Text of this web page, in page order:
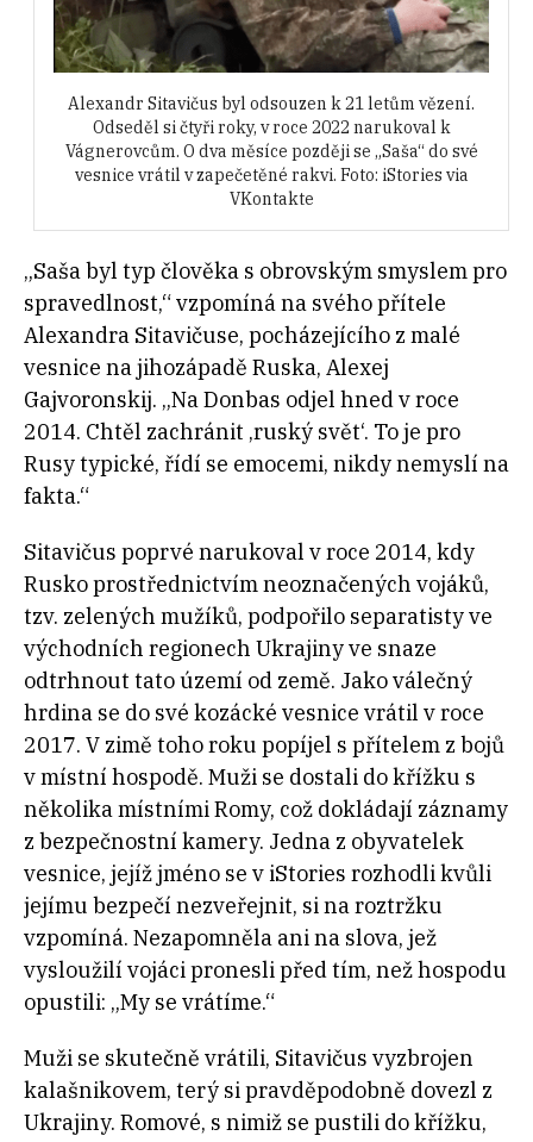
Alexandr Sitavičus byl odsouzen k 21 letům vězení.
Odseděl si čtyři roky, v roce 2022 narukoval k
Vágnerovcům. O dva měsíce později se „Saša“ do své
vesnice vrátil v zapečetěné rakvi. Foto: iStories via
VKontakte
„Saša byl typ člověka s obrovským smyslem pro
spravedlnost,“ vzpomíná na svého přítele
Alexandra Sitavičuse, pocházejícího z malé
vesnice na jihozápadě Ruska, Alexej
Gajvoronskij. „Na Donbas odjel hned v roce
2014. Chtěl zachránit ‚ruský svět‘. To je pro
Rusy typické, řídí se emocemi, nikdy nemyslí na
fakta.“
Sitavičus poprvé narukoval v roce 2014, kdy
Rusko prostřednictvím neoznačených vojáků,
tzv. zelených mužíků, podpořilo separatisty ve
východních regionech Ukrajiny ve snaze
odtrhnout tato území od země. Jako válečný
hrdina se do své kozácké vesnice vrátil v roce
2017. V zimě toho roku popíjel s přítelem z bojů
v místní hospodě. Muži se dostali do křížku s
několika místními Romy, což dokládají záznamy
z bezpečnostní kamery. Jedna z obyvatelek
vesnice, jejíž jméno se v iStories rozhodli kvůli
jejímu bezpečí nezveřejnit, si na roztržku
vzpomíná. Nezapomněla ani na slova, jež
vysloužilí vojáci pronesli před tím, než hospodu
opustili: „My se vrátíme.“
Muži se skutečně vrátili, Sitavičus vyzbrojen
kalašnikovem, terý si pravděpodobně dovezl z
Ukrajiny. Romové, s nimiž se pustili do křížku,